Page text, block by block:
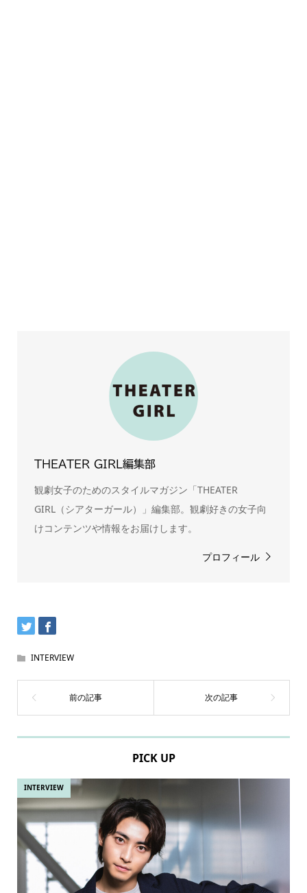
THEATER GIRL編集部
観劇女子のためのスタイルマガジン「THEATER
GIRL（シアターガール）」編集部。観劇好きの女子向
けコンテンツや情報をお届けします。
プロフィール
INTERVIEW
PICK UP
INTERVIEW